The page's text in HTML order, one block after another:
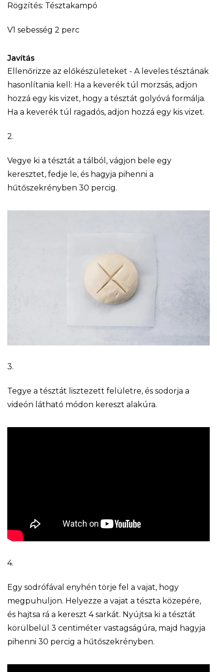
Rögzítés: Tésztakampó
V1 sebesség 2 perc
Javítás
Ellenőrizze az előkészületeket - A leveles tésztának
hasonlítania kell: Ha a keverék túl morzsás, adjon
hozzá egy kis vizet, hogy a tésztát golyóvá formálja.
Ha a keverék túl ragadós, adjon hozzá egy kis vizet.
2.
Vegye ki a tésztát a tálból, vágjon bele egy
keresztet, fedje le, és hagyja pihenni a
hűtőszekrényben 30 percig.
3.
Tegye a tésztát lisztezett felületre, és sodorja a
videón látható módon kereszt alakúra.
4.
Egy sodrófával enyhén törje fel a vajat, hogy
megpuhuljon. Helyezze a vajat a tészta közepére,
és hajtsa rá a kereszt 4 sarkát. Nyújtsa ki a tésztát
körülbelül 3 centiméter vastagságúra, majd hagyja
pihenni 30 percig a hűtőszekrényben.